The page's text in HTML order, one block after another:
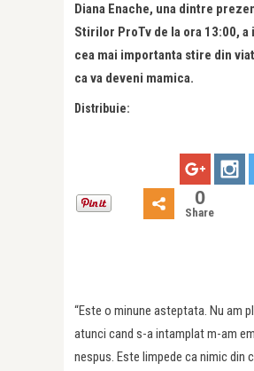
Diana Enache, una dintre
Stirilor ProTv de la ora 13:00, a
cea mai importanta stire din
ca va deveni mamica.
Distribuie:
0
Share
“Este o minune asteptata. Nu am
atunci cand s-a intamplat m-am
nespus. Este limpede ca nimic din